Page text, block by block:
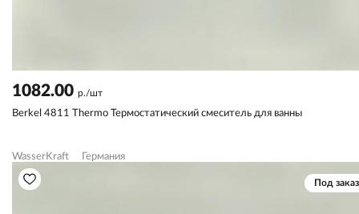
1082.00 р./шт
Berkel 4811 Thermo Термостатический смеситель для ванны
WasserKraft Германия
Под заказ